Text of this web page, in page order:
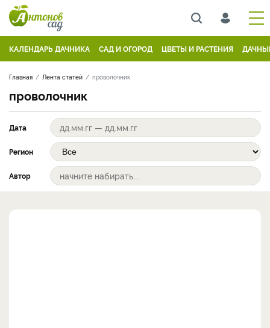
КАЛЕНДАРЬ ДАЧНИКА САД И ОГОРОД ЦВЕТЫ И РАСТЕНИЯ
Главная Лента статей проволочник
проволочник
Дата
Регион
Автор